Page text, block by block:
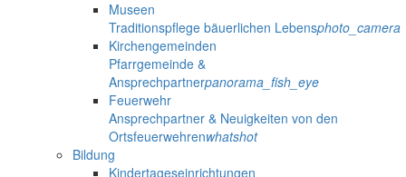
Museen
Traditionspflege bäuerlichen Lebensphoto_camera
Kirchengemeinden
Pfarrgemeinde &
Ansprechpartnerpanorama_fish_eye
Feuerwehr
Ansprechpartner & Neuigkeiten von den
Ortsfeuerwehrenwhatshot
Bildung
Kindertageseinrichtungen